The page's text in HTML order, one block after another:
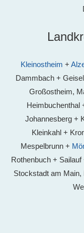
Kleinostheim +
Dammbach +
Großostheim,
Heimbuchenthal
Johannesberg +
Kleinkahl +
Mespelbrunn +
Rothenbuch +
Stockstadt am